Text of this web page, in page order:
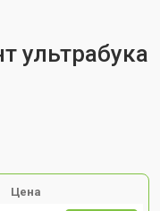
ультрабука
Цена